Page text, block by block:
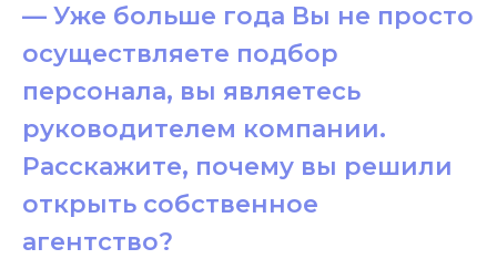
— Уже больше года Вы не просто
осуществляете подбор
персонала, вы являетесь
руководителем компании.
Расскажите, почему вы решили
открыть собственное
агентство?